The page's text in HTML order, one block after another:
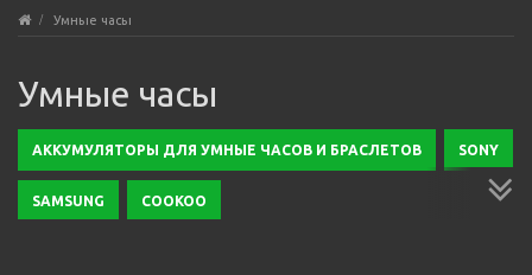
Умные часы
Умные часы
АККУМУЛЯТОРЫ ДЛЯ УМНЫЕ ЧАСОВ И БРАСЛЕТОВ SONY
SAMSUNG COOKOO